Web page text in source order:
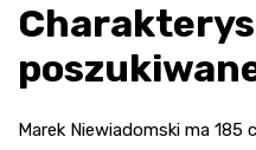
Marek Niewiadomski ma